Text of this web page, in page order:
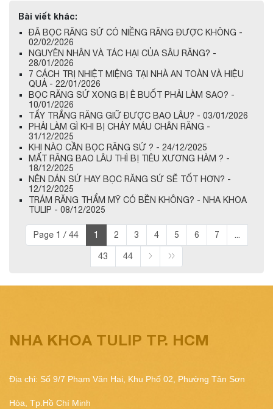
Bài viết khác:
ĐÃ BỌC RĂNG SỨ CÓ NIỀNG RĂNG ĐƯỢC KHÔNG -
02/02/2026
NGUYÊN NHÂN VÀ TÁC HẠI CỦA SÂU RĂNG? -
28/01/2026
7 CÁCH TRỊ NHIỆT MIỆNG TẠI NHÀ AN TOÀN VÀ HIỆU
QUẢ - 22/01/2026
BỌC RĂNG SỨ XONG BỊ Ê BUỐT PHẢI LÀM SAO? -
10/01/2026
TẨY TRẮNG RĂNG GIỮ ĐƯỢC BAO LÂU? - 03/01/2026
PHẢI LÀM GÌ KHI BỊ CHẢY MÁU CHÂN RĂNG -
31/12/2025
KHI NÀO CẦN BỌC RĂNG SỨ ? - 24/12/2025
MẤT RĂNG BAO LÂU THÌ BỊ TIÊU XƯƠNG HÀM ? -
18/12/2025
NÊN DÁN SỨ HAY BỌC RĂNG SỨ SẼ TỐT HƠN? -
12/12/2025
TRÁM RĂNG THẨM MỸ CÓ BỀN KHÔNG? - NHA KHOA
TULIP - 08/12/2025
Page 1 / 44 1 2 3 4 5 6 7
43 44
NHA KHOA TULIP TP. HCM
Địa chỉ: Số 9/7 Phạm Văn Hai, Khu Phố 02, Phường Tân Sơn
Hòa, Tp.Hồ Chí Minh